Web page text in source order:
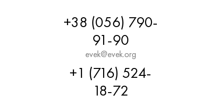
+38 (056) 790-
91-90
evek@evek.org
+1 (716) 524-
18-72